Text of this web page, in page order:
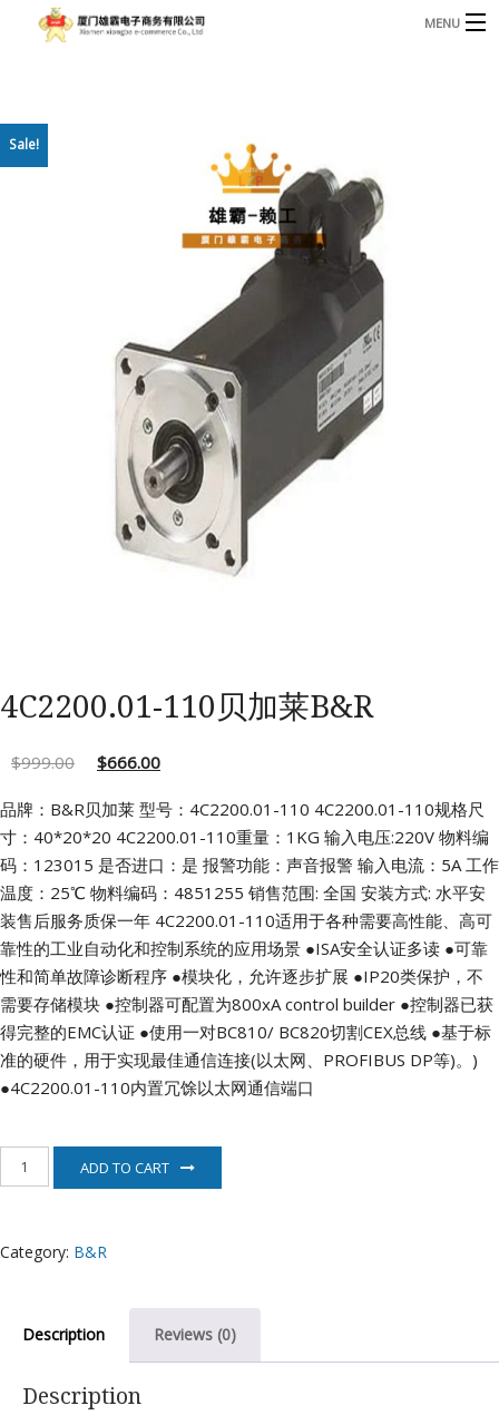
MENU
首页
Sale!
4C2200.01-110贝加莱B&R
$999.00 $666.00
品牌：B&R贝加莱 型号：4C2200.01-110 4C2200.01-110规格尺
寸：40*20*20 4C2200.01-110重量：1KG 输入电压:220V 物料编
码：123015 是否进口：是 报警功能：声音报警 输入电流：5A工作
温度：25℃ 物料编码：4851255 销售范围: 全国 安装方式: 水平安
装售后服务质保一年 4C2200.01-110适用于各种需要高性能、高可
靠性的工业自动化和控制系统的应用场景 ●ISA安全认证多读 ●可靠
性和简单故障诊断程序 ●模块化，允许逐步扩展 ●IP20类保护，不
需要存储模块 ●控制器可配置为800xA control builder ●控制器已获
得完整的EMC认证 ●使用一对BC810/ BC820切割CEX总线 ●基于标
准的硬件，用于实现最佳通信连接(以太网、PROFIBUS DP等)。)
●4C2200.01-110内置冗馀以太网通信端口
B&R
ADD TO CART
Category: B&R
Description Reviews (0)
Description